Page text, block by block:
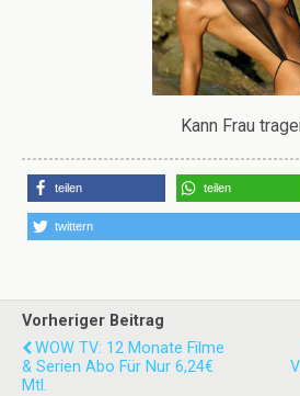
Kann Frau
teilen teilen
twittern
Vorheriger Beitrag
WOW TV: 12 Monate Filme
& Serien Abo Für Nur 6,24€
Mtl.